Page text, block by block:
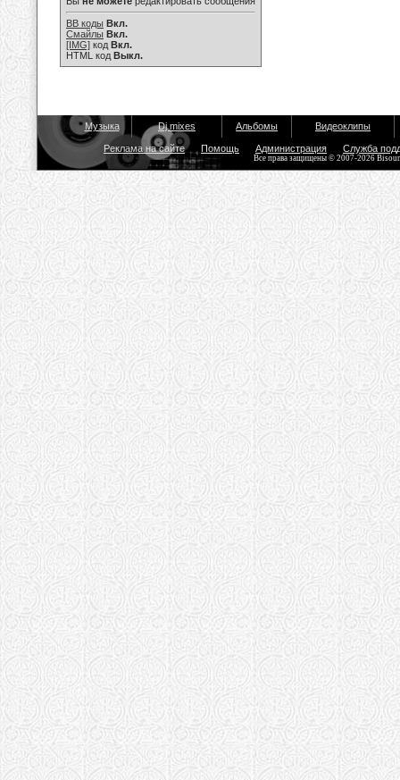
BB коды Вкл.
Смайлы Вкл.
[IMG] код Вкл.
HTML код Выкл.
Музыка Dj mixes Альбомы Видеоклипы
Реклама на сайте Помощь Администрация Служба
Все права защищены © 2007-2026